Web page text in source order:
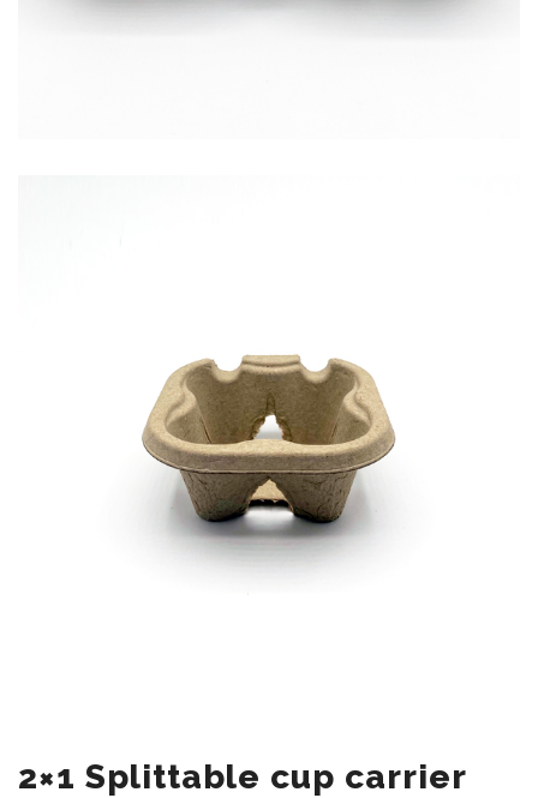
2×1 Splittable cup carrier